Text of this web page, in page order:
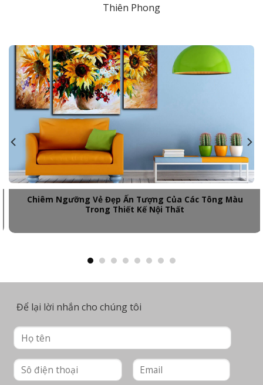
Thiên Phong
Chiêm Ngưỡng Vẻ Đẹp Ấn Tượng Của Các Tông Màu
Trong Thiết Kế Nội Thất
Để lại lời nhắn cho chúng tôi